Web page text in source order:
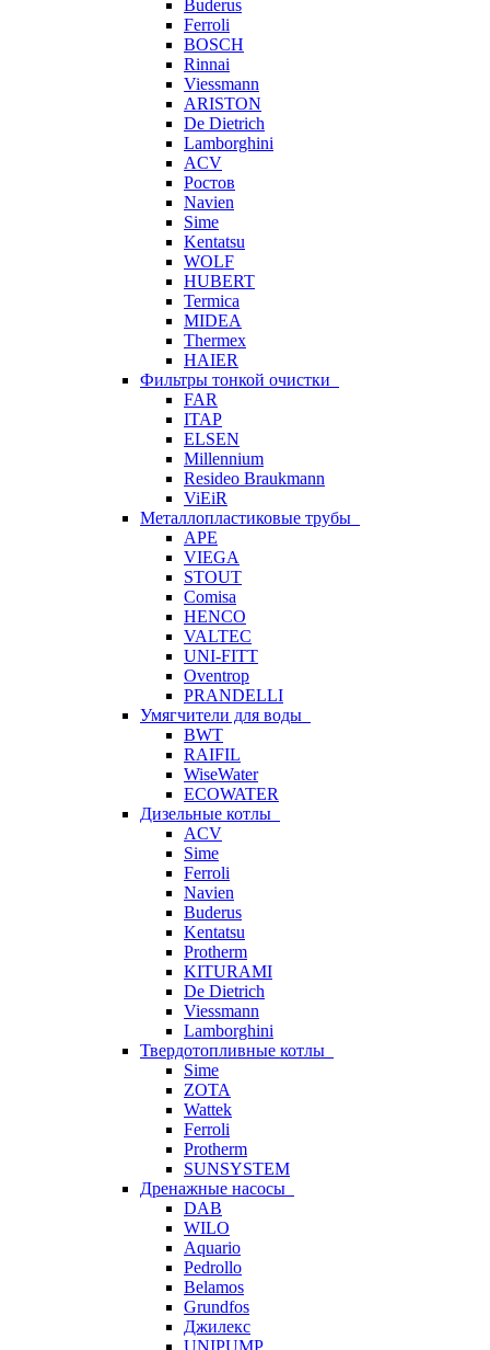
Buderus
Ferroli
BOSCH
Rinnai
Viessmann
ARISTON
De Dietrich
Lamborghini
ACV
Ростов
Navien
Sime
Kentatsu
WOLF
HUBERT
Termica
MIDEA
Thermex
HAIER
Фильтры тонкой очистки
FAR
ITAP
ELSEN
Millennium
Resideo Braukmann
ViEiR
Металлопластиковые трубы
APE
VIEGA
STOUT
Comisa
HENCO
VALTEC
UNI-FITT
Oventrop
PRANDELLI
Умягчители для воды
BWT
RAIFIL
WiseWater
ECOWATER
Дизельные котлы
ACV
Sime
Ferroli
Navien
Buderus
Kentatsu
Protherm
KITURAMI
De Dietrich
Viessmann
Lamborghini
Твердотопливные котлы
Sime
ZOTA
Wattek
Ferroli
Protherm
SUNSYSTEM
Дренажные насосы
DAB
WILO
Aquario
Pedrollo
Belamos
Grundfos
Джилекс
UNIPUMP